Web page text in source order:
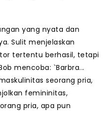
yang nyata dan
Sulit menjelaskan
tertentu berhasil, tetapi
mencoba: `Barbra...
seorang pria,
femininitas,
pria, apa pun